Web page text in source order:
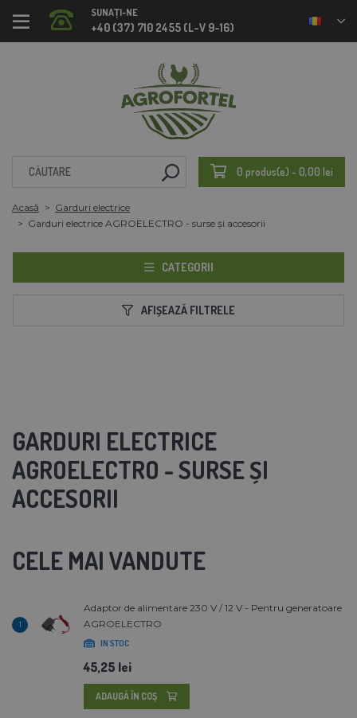
SUNAȚI-NE
+40 (37) 710 2455 (L-V 9-16)
0 produs(e) - 0,00 lei
Acasă
Garduri electrice
Garduri electrice AGROELECTRO - surse și accesorii
CATEGORII
AFIȘEAZĂ FILTRELE
GARDURI ELECTRICE
AGROELECTRO - SURSE ȘI
ACCESORII
CELE MAI VANDUTE
1
Adaptor de alimentare 230 V / 12 V - Pentru generatoare
AGROELECTRO
IN STOC
45,25 lei
ADAUGĂ ÎN COŞ